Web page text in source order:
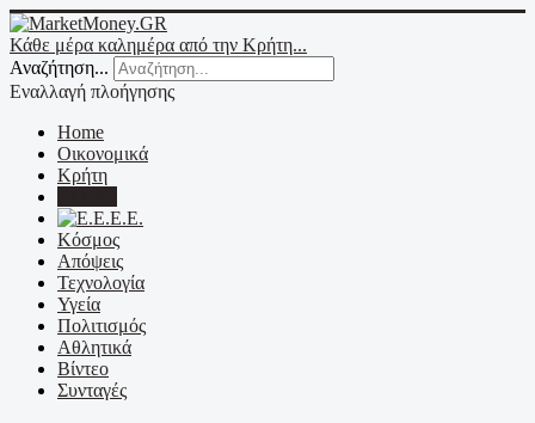
Κάθε μέρα καλημέρα από την Κρήτη...
Αναζήτηση...
Εναλλαγή πλοήγησης
Home
Οικονομικά
Κρήτη
Ε.Ε.
Κόσμος
Απόψεις
Τεχνολογία
Υγεία
Πολιτισμός
Αθλητικά
Βίντεο
Συνταγές